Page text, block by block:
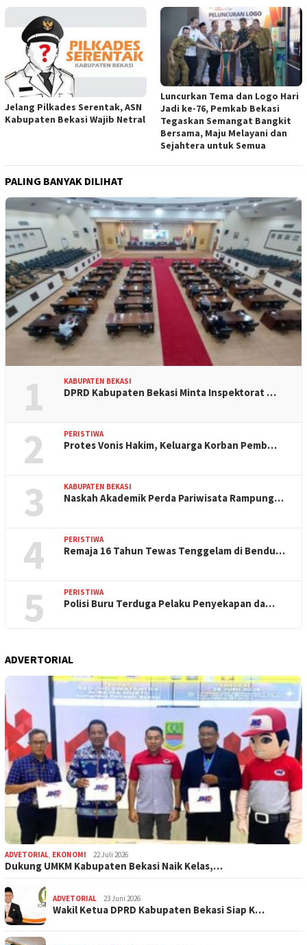
Jelang Pilkades Serentak, ASN
Kabupaten Bekasi Wajib Netral
Luncurkan Tema dan Logo Hari
Jadi ke-76, Pemkab Bekasi
Tegaskan Semangat Bangkit
Bersama, Maju Melayani dan
Sejahtera untuk Semua
PALING BANYAK DILIHAT
1 KABUPATEN BEKASI
DPRD Kabupaten Bekasi Minta Inspektorat …
2 PERISTIWA
Protes Vonis Hakim, Keluarga Korban Pemb…
3 KABUPATEN BEKASI
Naskah Akademik Perda Pariwisata Rampung…
4 PERISTIWA
Remaja 16 Tahun Tewas Tenggelam di Bendu…
5 PERISTIWA
Polisi Buru Terduga Pelaku Penyekapan da…
ADVERTORIAL
ADVETORIAL EKONOMI 22 Juli 2026
Dukung UMKM Kabupaten Bekasi Naik Kelas,…
ADVETORIAL 23 Juni 2026
Wakil Ketua DPRD Kabupaten Bekasi Siap K…